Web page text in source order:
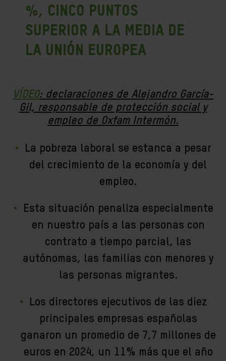
%, cinco puntos
superior a la media de
la Unión Europea
VÍDEO: declaraciones de Alejandro García-
Gil, responsable de protección social y
empleo de Oxfam Intermón.
La pobreza laboral se estanca a pesar
del crecimiento de la economía y del
empleo.
Esta situación penaliza especialmente
en nuestro país a las personas con
contrato a tiempo parcial, las
autónomas, las familias con menores y
las personas migrantes.
Los directores ejecutivos de las diez
principales empresas españolas
ganaron un promedio de 7,7 millones de
euros en 2024, un 11% más que el año